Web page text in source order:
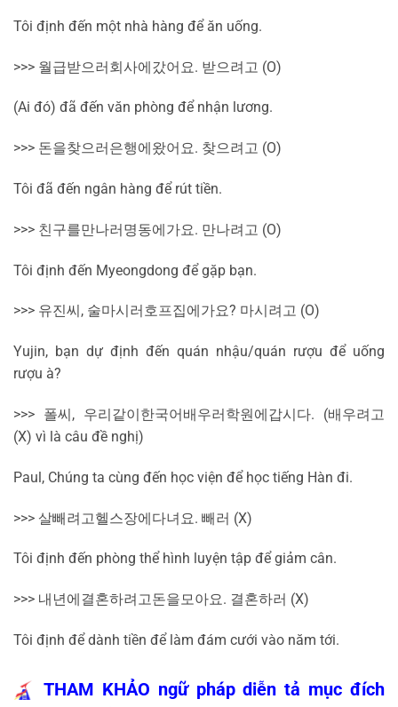
Tôi định đến một nhà hàng để ăn uống.
>>> 월급받으러회사에갔어요. 받으려고 (O)
(Ai đó) đã đến văn phòng để nhận lương.
>>> 돈을찾으러 은행에 왔어요. 찾으려고 (O)
Tôi đã đến ngân hàng để rút tiền.
>>> 친구를만나러명동에가요. 만나려고 (O)
Tôi định đến Myeongdong để gặp bạn.
>>> 유진씨 , 술마시러 호프집에 가요? 마시려고 (O)
Yujin, bạn dự định đến quán nhậu/quán rượu để uống
rượu à?
>>> 폴씨, 우리같이한국어배우러학원에갑시다. (배우려고
(X) vì là câu đề nghị)
Paul, Chúng ta cùng đến học viện để học tiếng Hàn đi.
>>> 살빼려고헬스장에다녀요. 빼러 (X)
Tôi định đến phòng thể hình luyện tập để giảm cân.
>>> 내년에결혼하려고돈을모아요. 결혼하러 (X)
Tôi định để dành tiền để làm đám cưới vào năm tới.
THAM KHẢO ngữ pháp diễn tả mục đích